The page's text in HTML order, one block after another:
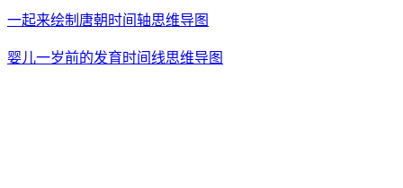
一起来绘制唐朝时间轴思维导图
婴儿一岁前的发育时间线思维导图